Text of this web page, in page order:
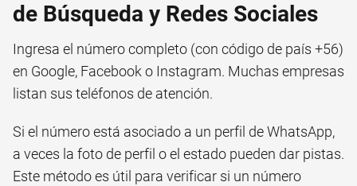
de Búsqueda y Redes Sociales
Ingresa el número completo (con código de país +56)
en Google, Facebook o Instagram. Muchas empresas
listan sus teléfonos de atención.
Si el número está asociado a un perfil de WhatsApp,
a veces la foto de perfil o el estado pueden dar pistas.
Este método es útil para verificar si un número